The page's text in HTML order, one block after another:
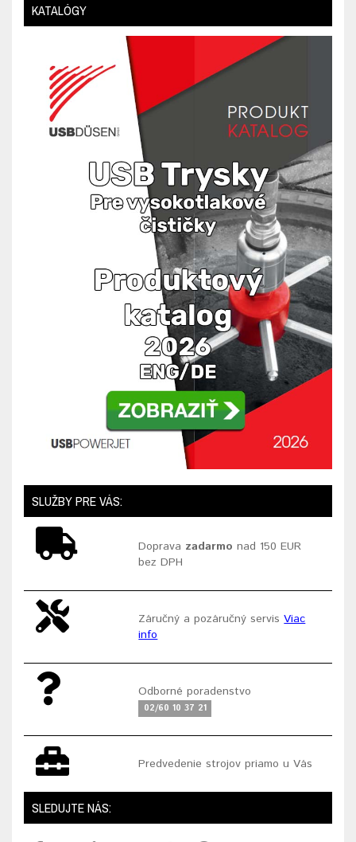
KATALÓGY
SLUŽBY PRE VÁS:
Doprava zadarmo nad 150 EUR
bez DPH
Záručný a pozáručný servisViac
info
Odborné poradenstvo
02/60 10 37 21
Predvedenie strojov priamo u Vás
SLEDUJTE NÁS: